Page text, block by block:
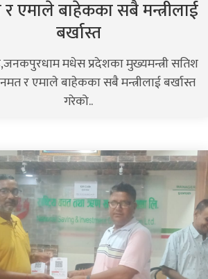
एमाले बाहेकका सबै मन्त्रीलाई
बर्खास्त
मधेस प्रदेशका मुख्यमन्त्री सतिश
र एमाले बाहेकका सबै मन्त्रीलाई बर्खास्त
गरेको..